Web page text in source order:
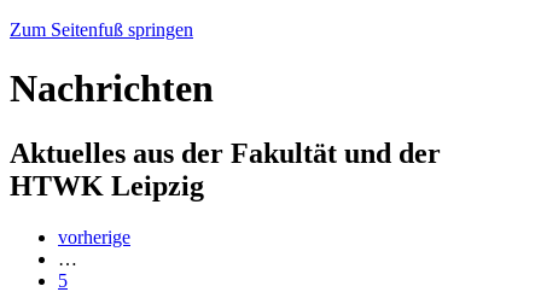
Zum Seitenfuß springen
Nachrichten
Aktuelles aus der Fakultät und der
HTWK Leipzig
vorherige
…
5